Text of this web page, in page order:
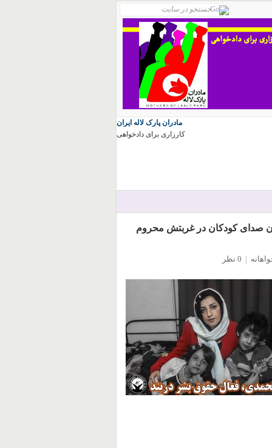
مادران پارک لاله ایران
کارزاری برای دادخواهی
صدای کودکان در غربتش محروم
| 0 نظر